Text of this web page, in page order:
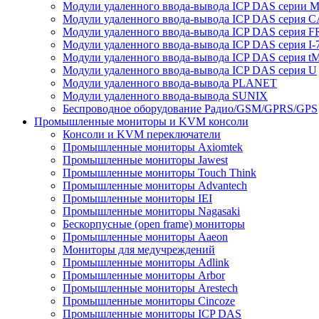
Модули удаленного ввода-вывода ICP DAS серии M
Модули удаленного ввода-вывода ICP DAS серия
Модули удаленного ввода-вывода ICP DAS серия
Модули удаленного ввода-вывода ICP DAS серия I-
Модули удаленного ввода-вывода ICP DAS серия
Модули удаленного ввода-вывода ICP DAS серия U
Модули удаленного ввода-вывода PLANET
Модули удаленного ввода-вывода SUNIX
Беспроводное оборудование Радио/GSM/GPRS/GPS
Промышленные мониторы и KVM консоли
Консоли и KVM переключатели
Промышленные мониторы Axiomtek
Промышленные мониторы Jawest
Промышленные мониторы Touch Think
Промышленные мониторы Advantech
Промышленные мониторы IEI
Промышленные мониторы Nagasaki
Бескорпусные (open frame) мониторы
Промышленные мониторы Aaeon
Мониторы для медучреждений
Промышленные мониторы Adlink
Промышленные мониторы Arbor
Промышленные мониторы Arestech
Промышленные мониторы Cincoze
Промышленные мониторы ICP DAS